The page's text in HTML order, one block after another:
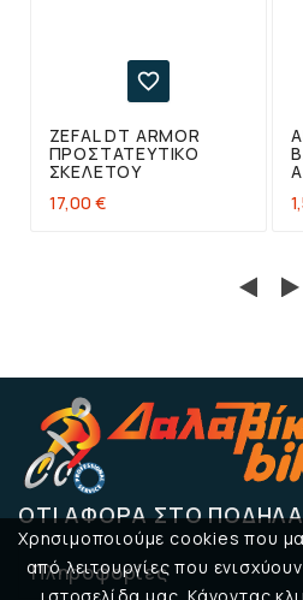
Χρησιμοποιούμε cookies που
από λειτουργίες που

ZEFAL DT ARMOR
ΠΡΟΣΤΑΤΕΥΤΙΚΌ
ΣΚΕΛΕΤΟΎ
17,00 €
ΌΤΙ ΑΦΟΡΆ ΣΤΟ
Πληροφορίες